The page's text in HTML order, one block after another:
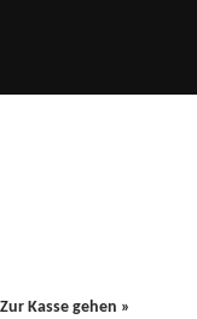
Zur Kasse gehen »